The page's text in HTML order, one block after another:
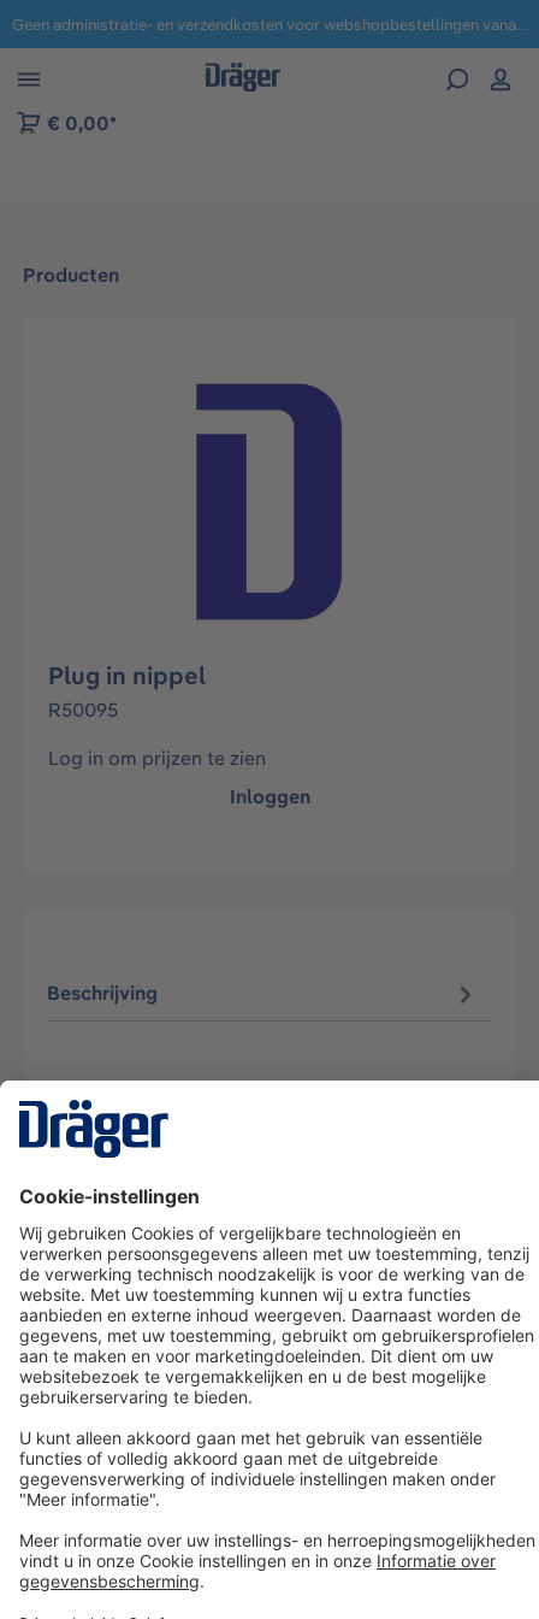
naar navigatie B2B-platform Geen administratie- en verzendkosten voor webshopbestellingen vanaf € 100,-.
€ 0,00*
Producten
Afbeeldingengalerij overslaan
Plug in nippel
R50095
Log in om prijzen te zien
Inloggen
Beschrijving
Dräger klantenservice
Over Dräger
Bestellen in onze webshop
Community